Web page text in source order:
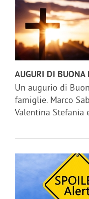
AUGURI DI BUONA
Un augurio di
famiglie. Marco
Valentina Stefania